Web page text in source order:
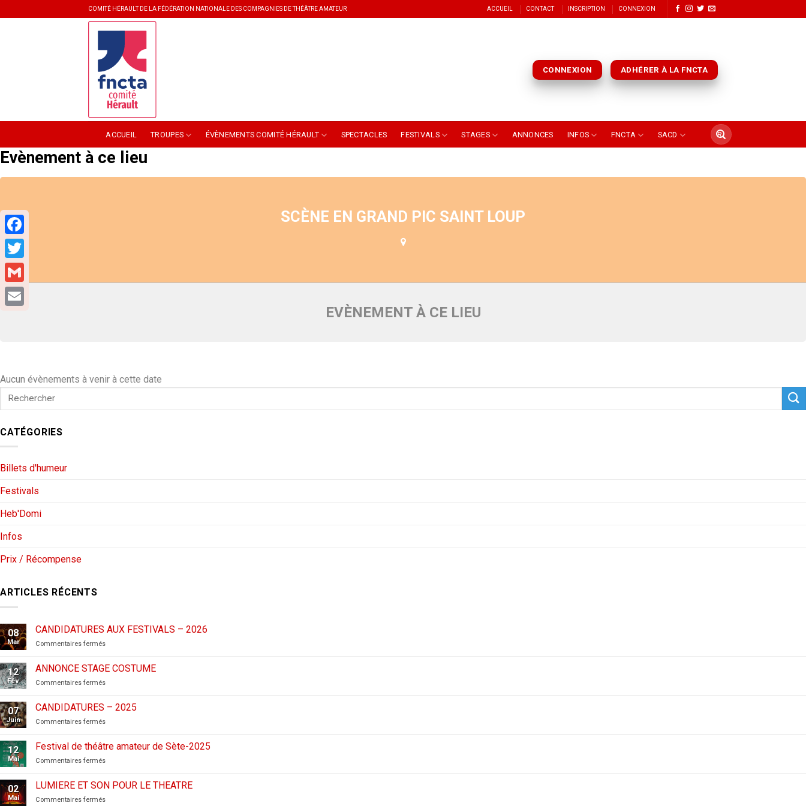
to
COMITÉ HÉRAULT DE LA FÉDÉRATION NATIONALE DES COMPAGNIES DE THÉÂTRE AMATEUR ACCUEIL CONTACT INSCRIPTION CONNEXION
CONNEXION ADHÉRER À LA FNCTA
ACCUEIL TROUPES ÉVÈNEMENTS COMITÉ HÉRAULT SPECTACLES FESTIVALS STAGES ANNONCES INFOS FNCTA SACD
Evènement à ce lieu
SCÈNE EN GRAND PIC SAINT LOUP
EVÈNEMENT À CE LIEU
Aucun évènements à venir à cette date
CATÉGORIES
Billets d'humeur
Festivals
Heb'Domi
Infos
Prix / Récompense
ARTICLES RÉCENTS
08
Mar
CANDIDATURES AUX FESTIVALS – 2026
Commentaires ferméssur
AUX
FESTIVALS
–
12
Fév
ANNONCE STAGE COSTUME
Commentaires ferméssur
STAGE
COSTUME
07
Juin
CANDIDATURES – 2025
Commentaires ferméssur
2025
12
Mai
Festival de théâtre amateur de Sète-2025
Commentaires ferméssur
de
théâtre
amateur
02
Mai
LUMIERE ET SON POUR LE THEATRE
Commentaires ferméssur
Facebook
Twitter
Gmail